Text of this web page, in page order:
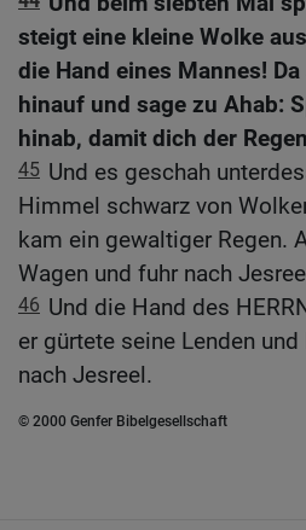
steigt eine kleine Wolke
die Hand eines Mannes!
hinauf und sage zu Ahab:
hinab, damit dich der
45 Und es geschah
Himmel schwarz von
kam ein gewaltiger Regen.
Wagen und fuhr nach
46 Und die Hand des
er gürtete seine Lenden
nach Jesreel.
© 2000 Genfer Bibelgesellschaft